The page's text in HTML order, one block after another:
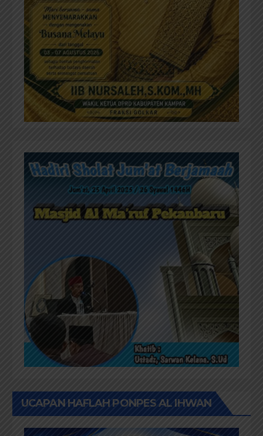
UCAPAN HAFLAH PONPES AL IHWAN